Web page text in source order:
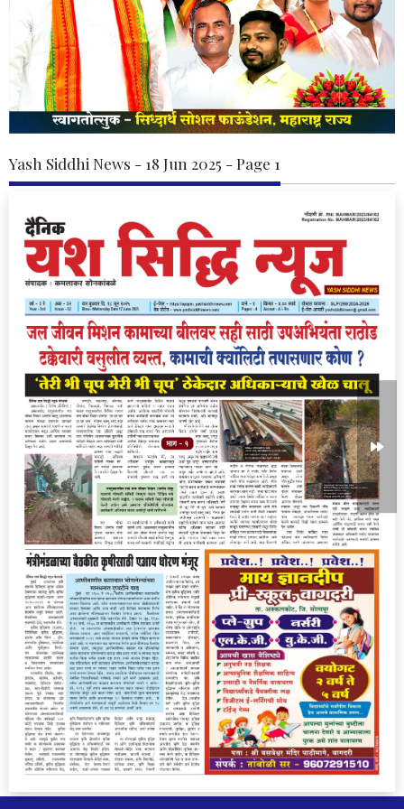
Yash Siddhi News - 18 Jun 2025 - Page 1